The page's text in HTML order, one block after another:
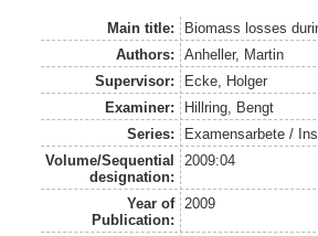
Main title:
Biomass losses
Authors:
Anheller, Martin
Supervisor:
Ecke, Holger
Examiner:
Hillring, Bengt
Series:
Examensarbete /
Volume/Sequential
designation:
2009:04
Year of
Publication:
2009